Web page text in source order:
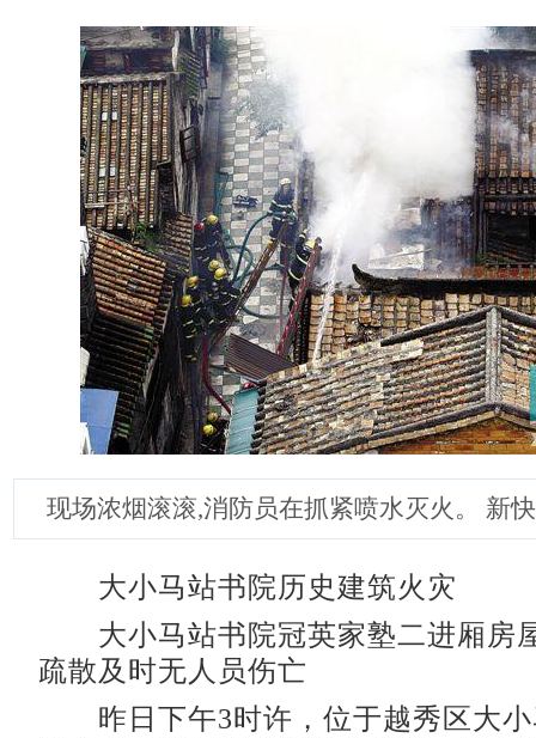
现场浓烟滚滚,消防员在抓紧喷水灭火。 新
大小马站书院历史建筑火灾
大小马站书院冠英家塾二进厢房
疏散及时无人员伤亡
昨日下午3时许，位于越秀区大小